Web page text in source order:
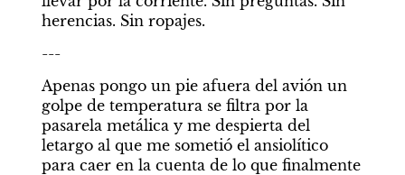
herencias. Sin ropajes.
---
Apenas pongo un pie afuera del avión un
golpe de temperatura se filtra por la
pasarela metálica y me despierta del
letargo al que me sometió el ansiolítico
para caer en la cuenta de lo que finalmente